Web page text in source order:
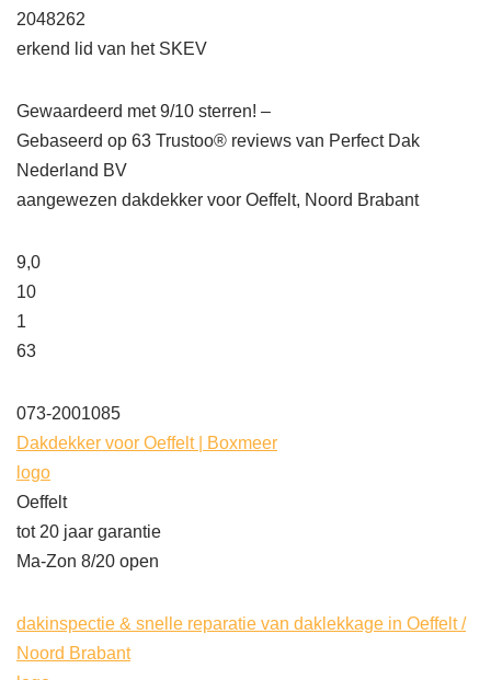
2048262
erkend lid van het SKEV
Gewaardeerd met 9/10 sterren! –
Gebaseerd op 63 Trustoo® reviews van Perfect Dak
Nederland BV
aangewezen dakdekker voor Oeffelt, Noord Brabant
9,0
10
1
63
073-2001085
Dakdekker voor Oeffelt | Boxmeer
logo
Oeffelt
tot 20 jaar garantie
Ma-Zon 8/20 open
dakinspectie & snelle reparatie van daklekkage in Oeffelt /
Noord Brabant